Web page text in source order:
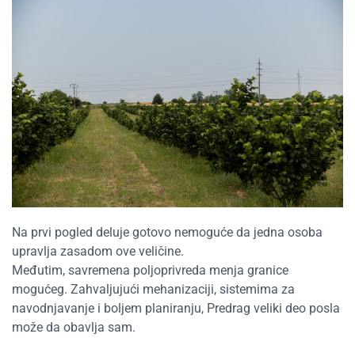
Na prvi pogled deluje gotovo nemoguće da jedna osoba
upravlja zasadom ove veličine.
Međutim, savremena poljoprivreda menja granice
mogućeg. Zahvaljujući mehanizaciji, sistemima za
navodnjavanje i boljem planiranju, Predrag veliki deo posla
može da obavlja sam.